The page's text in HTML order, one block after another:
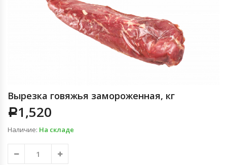
Вырезка говяжья замороженная, кг
Р1,520
Наличие: На складе